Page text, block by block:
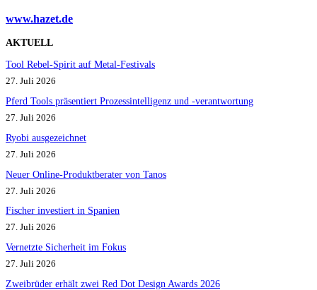
www.hazet.de
AKTUELL
Tool Rebel-Spirit auf Metal-Festivals
27. Juli 2026
Pferd Tools präsentiert Prozessintelligenz und -verantwortung
27. Juli 2026
Ryobi ausgezeichnet
27. Juli 2026
Neuer Online-Produktberater von Tanos
27. Juli 2026
Fischer investiert in Spanien
27. Juli 2026
Vernetzte Sicherheit im Fokus
27. Juli 2026
Zweibrüder erhält zwei Red Dot Design Awards 2026